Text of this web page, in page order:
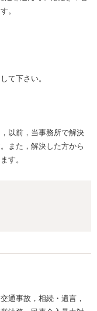
。
て下さい。
以前，当事務所で解決
また，解決した方から
す。
通事故，相続・遺言，